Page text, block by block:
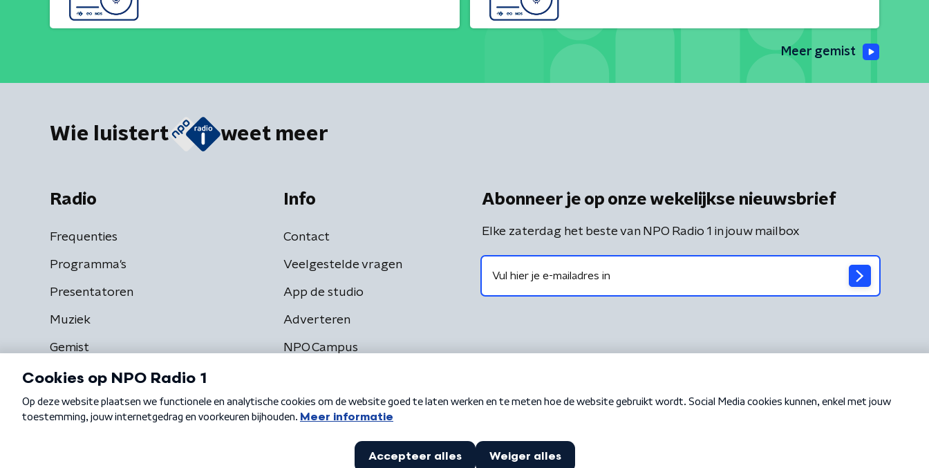
Meer gemist
Wie luistert weet meer
Radio
Frequenties
Programma's
Presentatoren
Muziek
Gemist
Info
Contact
Veelgestelde vragen
App de studio
Adverteren
NPO Campus
Abonneer je op onze wekelijkse nieuwsbrief
Elke zaterdag het beste van NPO Radio 1 in jouw mailbox
Algemene voorwaarden Privacybeleid